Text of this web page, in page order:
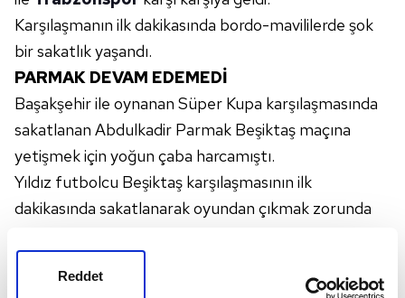
Reddet
Karşılaşmanın ilk dakikasında bordo-mavililerde şok
bir sakatlık yaşandı.
PARMAK DEVAM EDEMEDİ
Başakşehir ile oynanan Süper Kupa karşılaşmasında
sakatlanan Abdulkadir Parmak Beşiktaş maçına
yetişmek için yoğun çaba harcamıştı.
Yıldız futbolcu Beşiktaş karşılaşmasının ilk
dakikasında sakatlanarak oyundan çıkmak zorunda
GÖZYAŞLARIYLA TERK ETTİ
Trabzonspor'un milli futbolcusu Abdulkadir Parmak